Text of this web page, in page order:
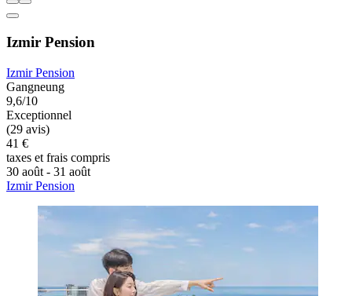
Izmir Pension
Izmir Pension
Gangneung
9,6/10
Exceptionnel
(29 avis)
41 €
taxes et frais compris
30 août - 31 août
Izmir Pension